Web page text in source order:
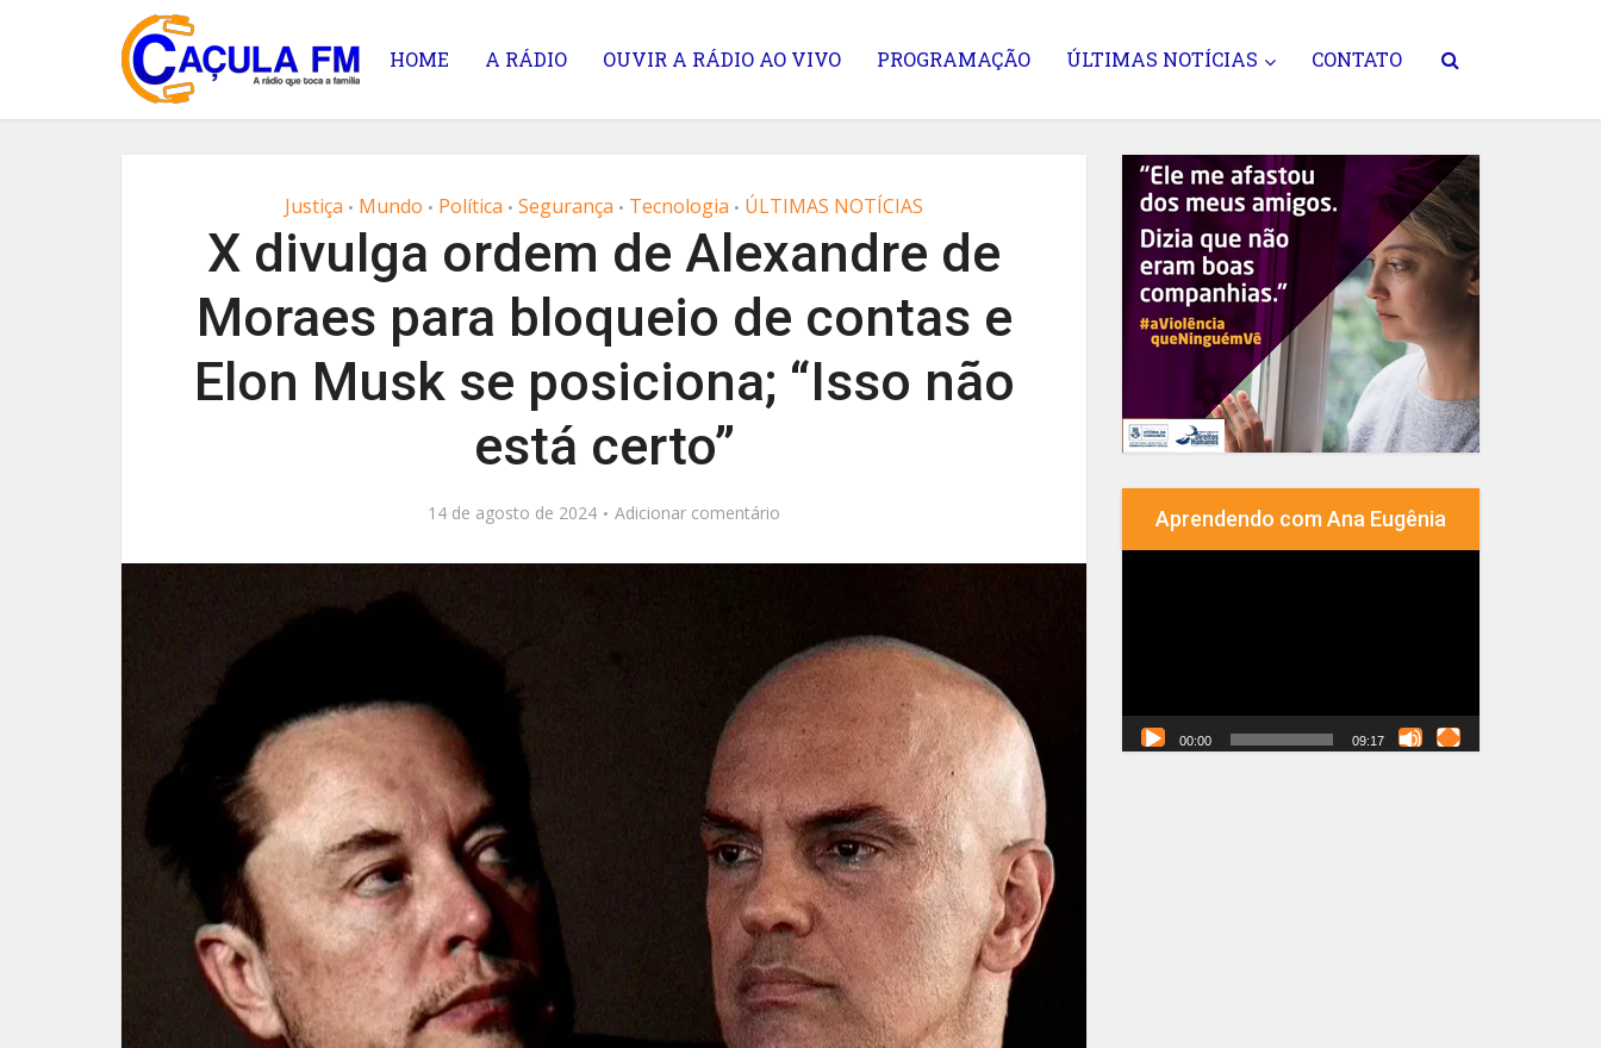
HOME A RÁDIO OUVIR A RÁDIO AO VIVO PROGRAMAÇÃO ÚLTIMAS NOTÍCIAS CONTATO
Justiça • Mundo • Política • Segurança • Tecnologia • ÚLTIMAS NOTÍCIAS
X divulga ordem de Alexandre de
Moraes para bloqueio de contas e
Elon Musk se posiciona; “Isso não
está certo”
14 de agosto de 2024 Adicionar comentário Aprendendo com Ana Eugênia
00:00 09:17